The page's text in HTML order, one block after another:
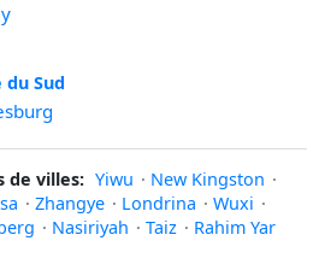
Sud
de villes: Yiwu · New Kingston ·
· Zhangye · Londrina · Wuxi ·
· Nasiriyah · Taiz · Rahim Yar